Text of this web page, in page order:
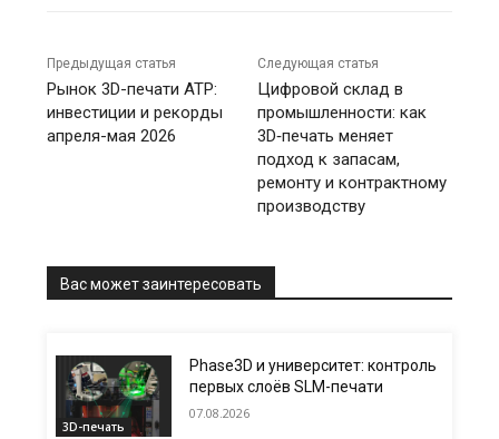
Предыдущая статья
Рынок 3D-печати АТР:
инвестиции и рекорды
апреля-мая 2026
Следующая статья
Цифровой склад в
промышленности: как
3D‑печать меняет
подход к запасам,
ремонту и контрактному
производству
Вас может заинтересовать
3D-печать
Phase3D и университет: контроль
первых слоёв SLM-печати
07.08.2026